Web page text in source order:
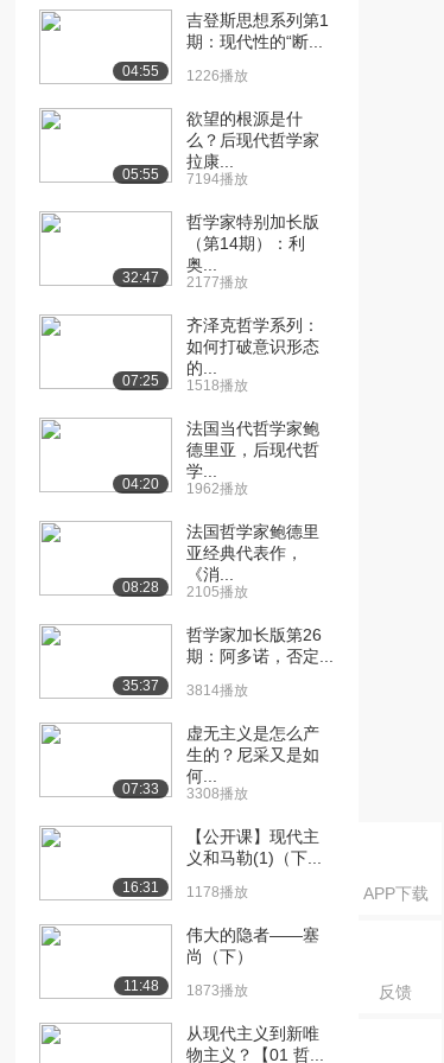
APP下载
反馈
[10] ①启蒙时代-05-美国
新古典主义和...
1675播放
07:31
[11] ②探索新建筑-06-铁
3113播放
08:02
[12] ②探索新建筑-06-铁
08:10
[13] ②探索新建筑-07-水
07:56
[14] ②探索新建筑-07-水
晶铁宫（下）
07:57
国工艺美术运...
国工艺美术运...
[17] ②探索新建筑-09-比
利时和法国新...
[18] ②探索新建筑-09-比
利时和法国新...
1946播放
[19] ②探索新建筑-10-高
1529播放
[20] ②探索新建筑-10-高
1045播放
04:55
吉登斯思想系列第1
期：现代性的“断...
1226播放
05:55
欲望的根源是什
么？后现代哲学家
拉康...
7194播放
32:47
哲学家特别加长版
（第14期）：利
奥...
2177播放
07:25
齐泽克哲学系列：
如何打破意识形态
的...
1518播放
04:20
法国当代哲学家鲍
德里亚，后现代哲
学...
1962播放
08:28
法国哲学家鲍德里
亚经典代表作，
《消...
2105播放
35:37
哲学家加长版第26
期：阿多诺，否定...
3814播放
07:33
虚无主义是怎么产
生的？尼采又是如
何...
3308播放
16:31
【公开课】现代主
义和马勒(1)（下...
1178播放
11:48
伟大的隐者——塞
尚（下）
1873播放
从现代主义到新唯
物主义？【01 哲...